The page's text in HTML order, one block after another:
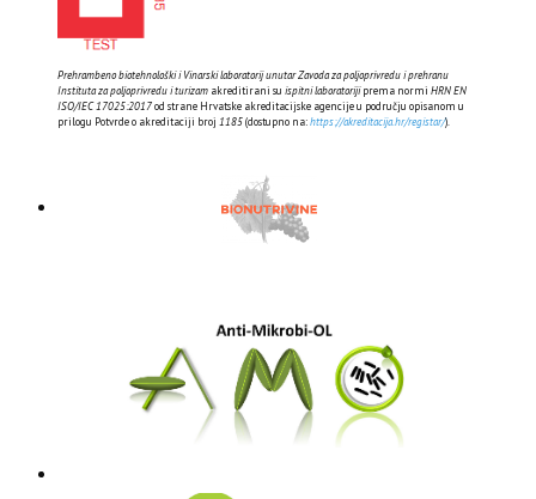
Prehrambeno biotehnološki i Vinarski laboratorij unutar Zavoda za poljoprivredu i prehranu
Instituta za poljoprivredu i turizam akreditirani su ispitni laboratorijiprema normi HRN EN
ISO/IEC 17025:2017od strane Hrvatske akreditacijske agencije u području opisanom u
prilogu Potvrde o akreditaciji broj 1185(dostupno na:https://akreditacija.hr/registar/).